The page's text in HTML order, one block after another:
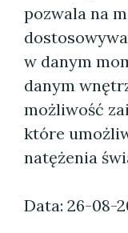
pozwala na
w danym
danym
możliwość
które
natężenia
Data: 26-08-